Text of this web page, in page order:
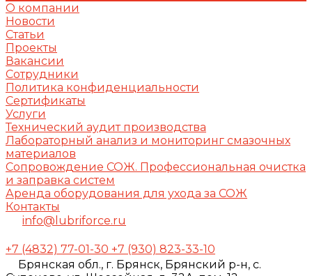
О компании
Новости
Статьи
Проекты
Вакансии
Сотрудники
Политика конфиденциальности
Сертификаты
Услуги
Технический аудит производства
Лабораторный анализ и мониторинг смазочных
материалов
Сопровождение СОЖ. Профессиональная очистка
и заправка систем
Аренда оборудования для ухода за СОЖ
Контакты
info@lubriforce.ru
+7 (4832) 77-01-30 +7 (930) 823-33-10
Брянская обл., г. Брянск, Брянский р-н, с.